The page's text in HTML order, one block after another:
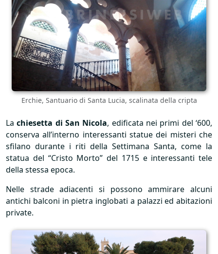
Erchie, Santuario di Santa Lucia, scalinata della cripta
Lachiesetta di San Nicola, edificata nei primi del ‘600,
conserva all’interno interessanti statue dei misteri che
sfilano durante i riti della Settimana Santa, come la
statua del “Cristo Morto” del 1715 e interessanti tele
della stessa epoca.
Nelle strade adiacenti si possono ammirare alcuni
antichi balconi in pietra inglobati a palazzi ed abitazioni
private.